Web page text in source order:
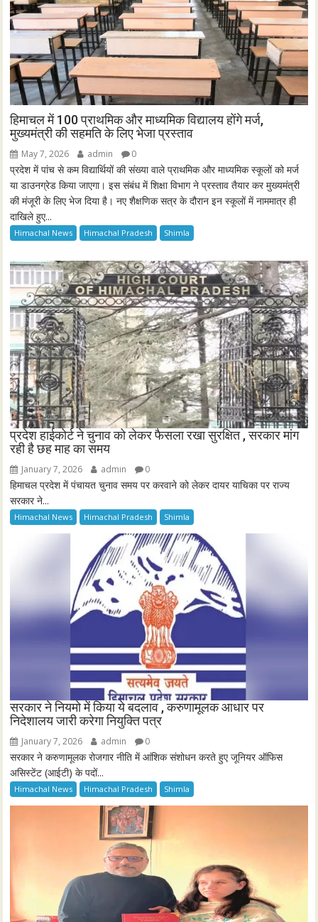
हिमाचल में 100 प्राथमिक और माध्यमिक विद्यालय होंगे मर्ज,
मुख्यमंत्री की सहमति के लिए भेजा प्रस्ताव
May 7, 2026 admin 0
प्रदेश में पांच से कम विद्यार्थियों की संख्या वाले प्राथमिक और माध्यमिक स्कूलों को मर्ज
या डाउनग्रेड किया जाएगा। इस संबंध में शिक्षा विभाग ने प्रस्ताव तैयार कर मुख्यमंत्री
की मंजूरी के लिए भेज दिया है। नए शैक्षणिक सत्र के दौरान इन स्कूलों में नाममात्र ही
दाखिले हुए...
Himachal News Himachal Pradesh Shimla
प्रदेश हाईकोर्ट ने चुनाव को लेकर फैसला रखा सुरक्षित , सरकार मांग
रही है छह माह का समय
January 7, 2026 admin 0
हिमाचल प्रदेश में पंचायत चुनाव समय पर करवाने को लेकर दायर याचिका पर राज्य
सरकार ने...
Himachal News Himachal Pradesh Shimla
सरकार ने नियमो में किया ये बदलाव , करुणामूलक आधार पर
निदेशालय जारी करेगा नियुक्ति पत्र
January 7, 2026 admin 0
सरकार ने करुणामूलक रोजगार नीति में आंशिक संशोधन करते हुए जूनियर ऑफिस
असिस्टेंट (आईटी) के पदों...
Himachal News Himachal Pradesh Shimla